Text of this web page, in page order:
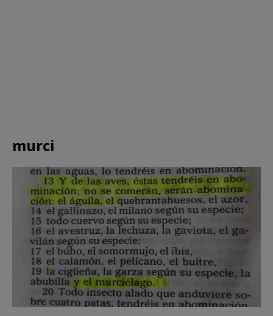
murci